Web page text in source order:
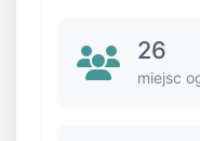
26
miejsc